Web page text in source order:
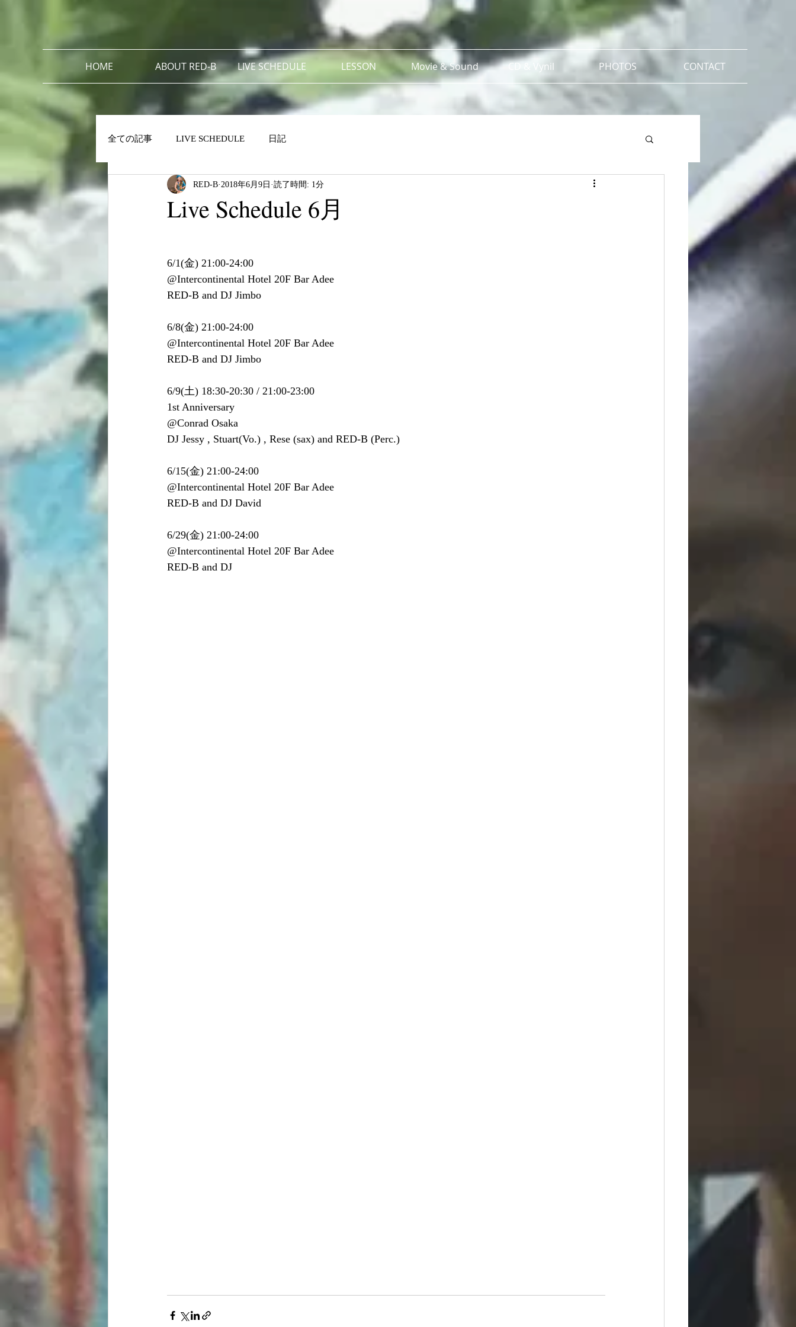
HOME ABOUT RED-B LIVE SCHEDULE LESSON Movie & Sound CD & Vynil PHOTOS CONTACT
全ての記事 LIVE SCHEDULE 日記
Live Schedule 6月
RED-B 2018年6月9日 読了時間: 1分
6/1(金) 21:00-24:00
@Intercontinental Hotel 20F Bar Adee
RED-B and DJ Jimbo
6/8(金) 21:00-24:00
@Intercontinental Hotel 20F Bar Adee
RED-B and DJ Jimbo
6/9(土) 18:30-20:30 / 21:00-23:00
1st Anniversary
@Conrad Osaka
DJ Jessy , Stuart(Vo.) , Rese (sax) and RED-B (Perc.)
6/15(金) 21:00-24:00
@Intercontinental Hotel 20F Bar Adee
RED-B and DJ David
6/29(金) 21:00-24:00
@Intercontinental Hotel 20F Bar Adee
RED-B and DJ